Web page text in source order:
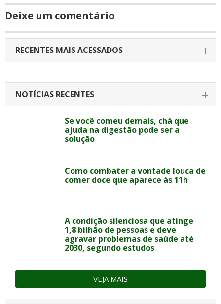
Deixe um comentário
RECENTES MAIS ACESSADOS
NOTÍCIAS RECENTES
Se você comeu demais, chá que
ajuda na digestão pode ser a
solução
Como combater a vontade louca de
comer doce que aparece às 11h
A condição silenciosa que atinge
1,8 bilhão de pessoas e deve
agravar problemas de saúde até
2030, segundo estudos
VEJA MAIS